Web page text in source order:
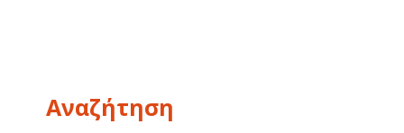
Αναζήτηση